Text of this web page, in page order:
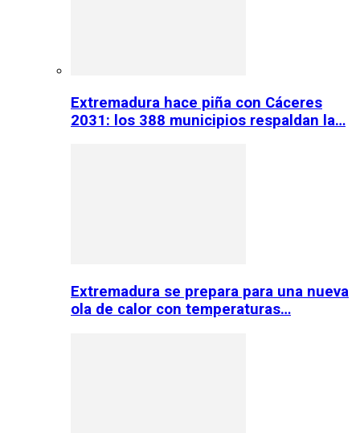
Extremadura hace piña con Cáceres
2031: los 388 municipios respaldan la…
Extremadura se prepara para una nueva
ola de calor con temperaturas…